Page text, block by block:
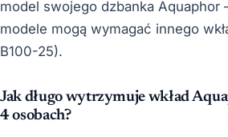
model swojego dzbanka Aquaphor
modele mogą wymagać innego
B100-25).
Jak długo wytrzymuje wkład
4 osobach?